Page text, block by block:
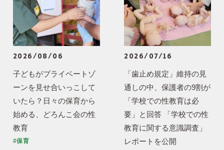
2026/08/06
子どもがプライベートゾ
ーンを見せ合いっこして
いたら？日々の保育から
始める、どろんこ会の性
教育
#保育
2026/07/16
「歯止め規定」維持の見
通しの中、保護者の9割が
「学校での性教育は必
要」と回答 「学校での性
教育に関する意識調査」
レポートを公開